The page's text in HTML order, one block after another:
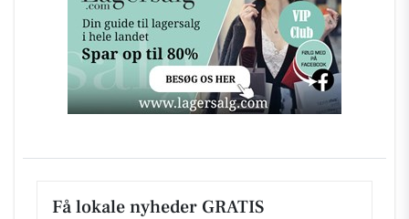
Få lokale nyheder GRATIS